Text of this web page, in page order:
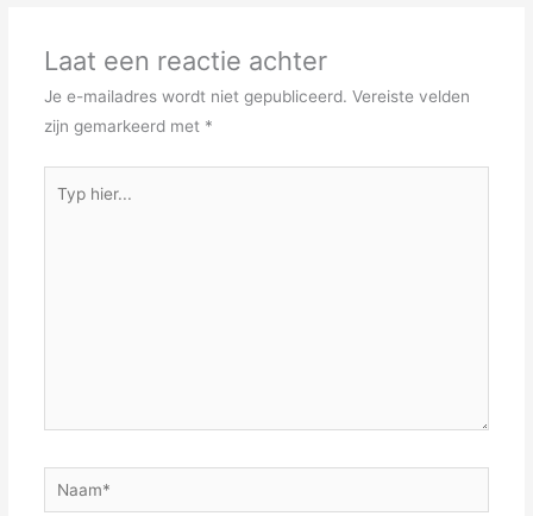
Laat een reactie achter
Je e-mailadres wordt niet gepubliceerd. Vereiste velden
zijn gemarkeerd met *
hier...
Naam*